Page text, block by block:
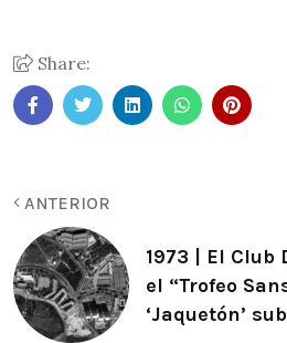
Share:
ANTERIOR
1973 | El
el “Trofeo
‘Jaquetón’